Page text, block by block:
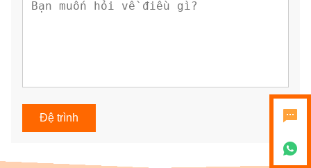
Đệ trình